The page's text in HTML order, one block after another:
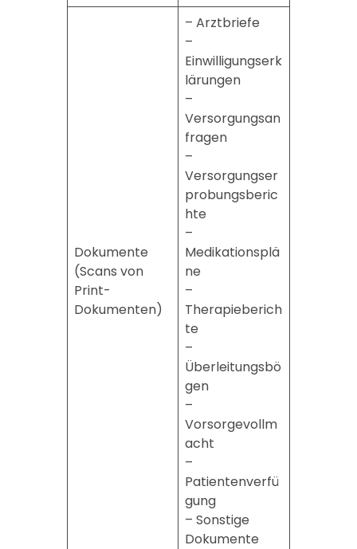
Dokumente
(Scans von
Print-
Dokumenten)
– Arztbriefe
–
Einwilligungserk
lärungen
–
Versorgungsan
fragen
–
Versorgungser
probungsberic
hte
–
Medikationsplä
ne
–
Therapieberich
te
–
Überleitungsbö
gen
–
Vorsorgevollm
acht
–
Patientenverfü
gung
– Sonstige
Dokumente